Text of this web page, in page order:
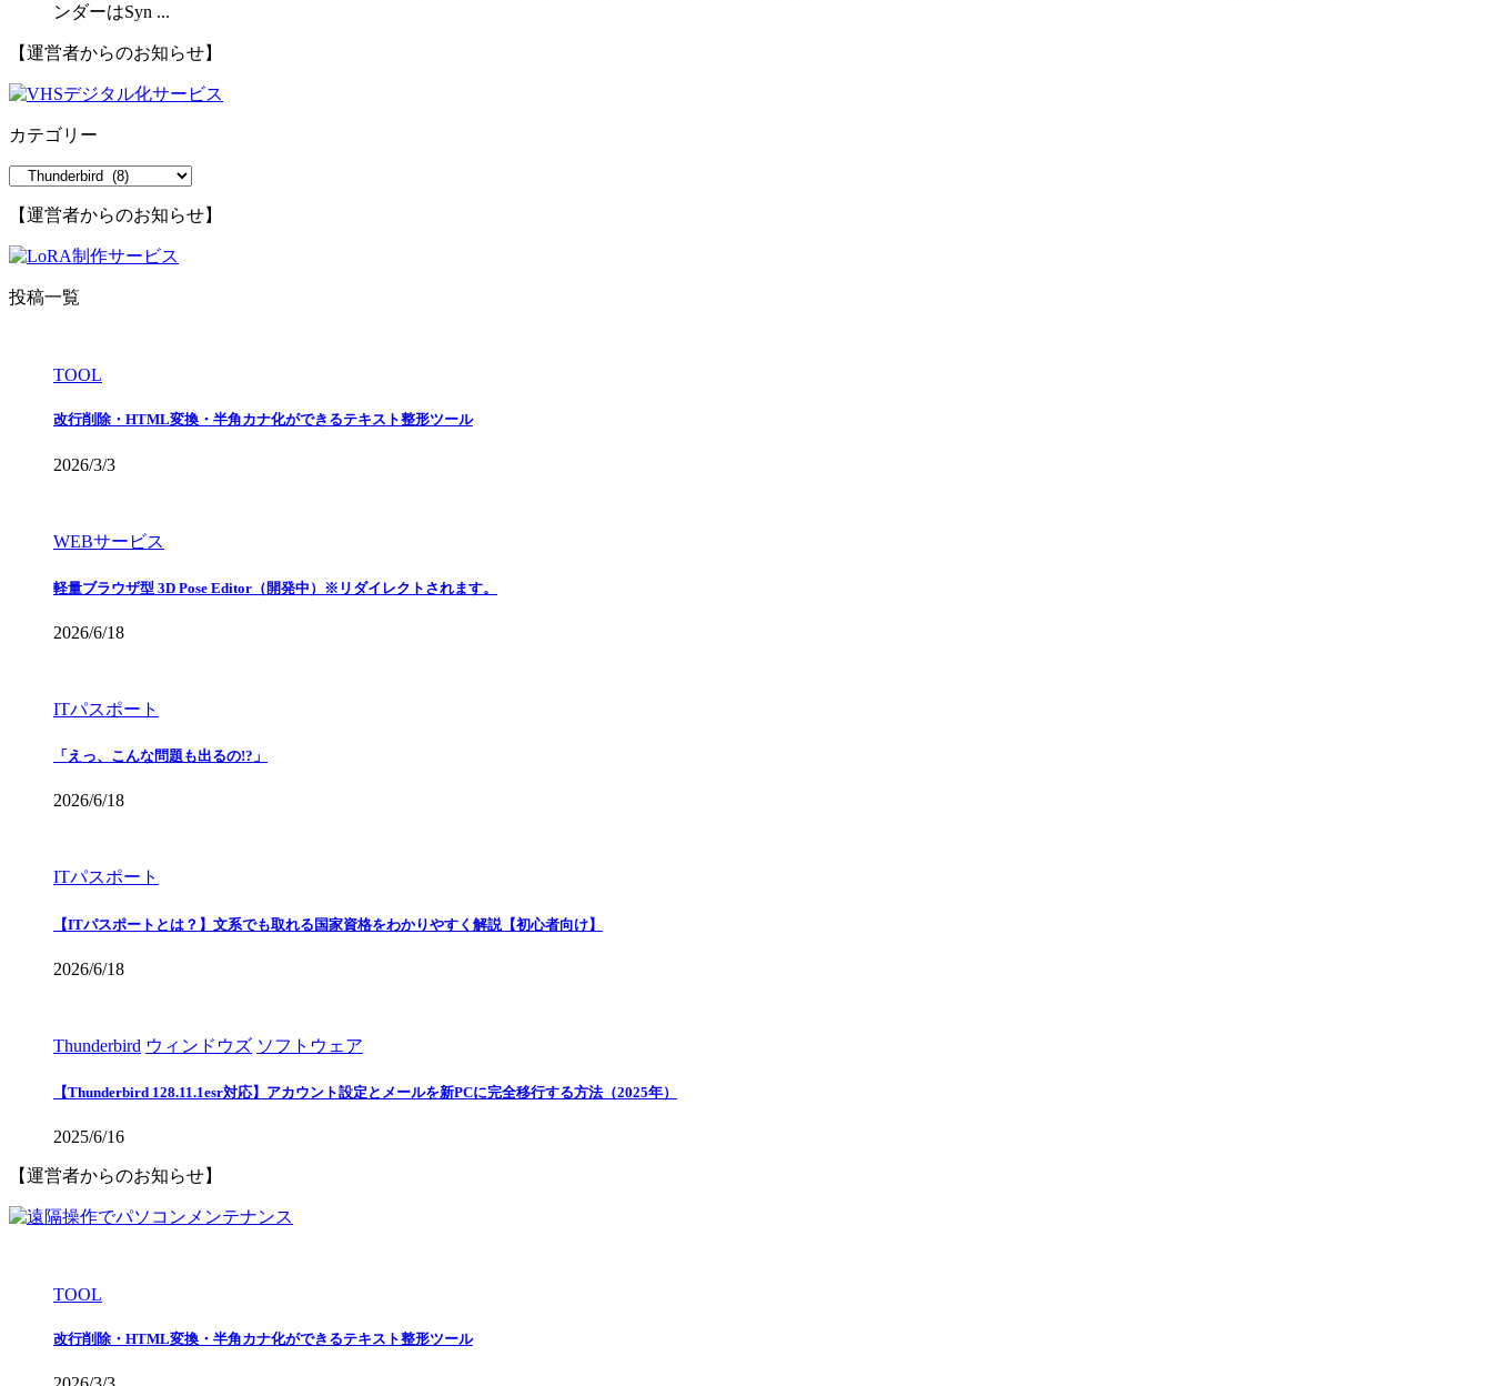
ンダーはSyn ...
【運営者からのお知らせ】
カテゴリー
ゴ
リ
ー
【運営者からのお知らせ】
投稿一覧
TOOL
改行削除・HTML変換・半角カナ化ができるテキスト整形ツール
2026/3/3
WEBサービス
軽量ブラウザ型 3D Pose Editor（開発中）※リダイレクトされます。
2026/6/18
ITパスポート
「えっ、こんな問題も出るの!?」
2026/6/18
ITパスポート
【ITパスポートとは？】文系でも取れる国家資格をわかりやすく解説【初心者向け】
2026/6/18
Thunderbird ウィンドウズ ソフトウェア
【Thunderbird 128.11.1esr対応】アカウント設定とメールを新PCに完全移行する方法（2025年）
2025/6/16
【運営者からのお知らせ】
TOOL
改行削除・HTML変換・半角カナ化ができるテキスト整形ツール